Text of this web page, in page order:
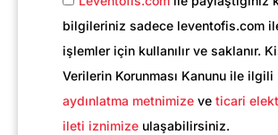
bilgileriniz sadece leventofis.com
işlemler için kullanılır ve saklanır.
Verilerin Korunması Kanunu ile ilgili
aydınlatma metnimize ve ticari
ileti iznimize ulaşabilirsiniz.